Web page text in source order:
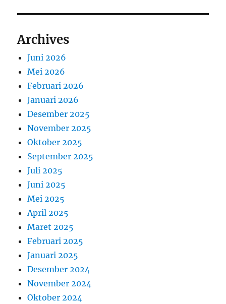
Archives
Juni 2026
Mei 2026
Februari 2026
Januari 2026
Desember 2025
November 2025
Oktober 2025
September 2025
Juli 2025
Juni 2025
Mei 2025
April 2025
Maret 2025
Februari 2025
Januari 2025
Desember 2024
November 2024
Oktober 2024